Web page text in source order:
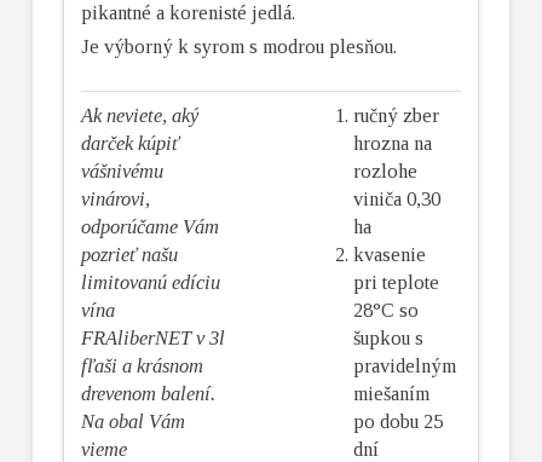
pikantné a korenisté jedlá.
Je výborný k syrom s modrou plesňou.
Ak neviete, aký
darček kúpiť
vášnivému
vinárovi,
odporúčame Vám
pozrieť našu
limitovanú edíciu
vína
FRAliberNET v 3l
fľaši a krásnom
drevenom balení.
Na obal Vám
vieme
ručný zber
hrozna na
rozlohe
viniča 0,30
ha
kvasenie
pri teplote
28°C so
šupkou s
pravidelným
miešaním
po dobu 25
dní